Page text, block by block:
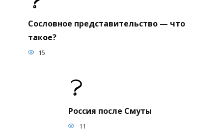
Сословное представительство — что
такое?
15
Россия после Смуты
11